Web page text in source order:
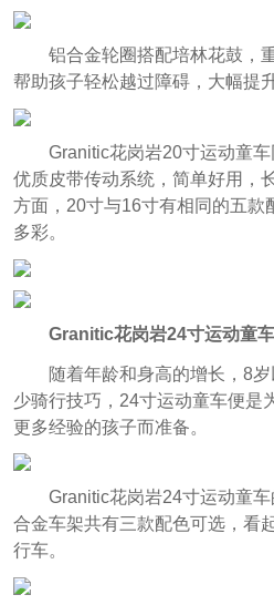
铝合金轮圈搭配培林花鼓，
帮助孩子轻松越过障碍，大幅提
Granitic花岗岩20寸运动童
优质皮带传动系统，简单好用，
方面，20寸与16寸有相同的五款
多彩。
Granitic花岗岩24寸运动童车
随着年龄和身高的增长，8
少骑行技巧，24寸运动童车便是
更多经验的孩子而准备。
Granitic花岗岩24寸运动童
合金车架共有三款配色可选，看
行车。